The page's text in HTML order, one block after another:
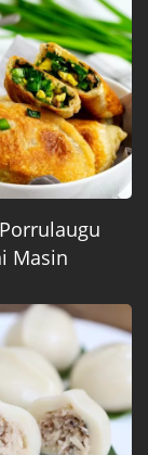
Masin